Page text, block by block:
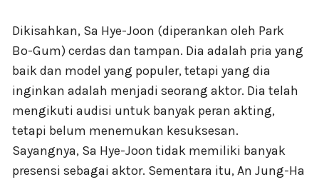
Dikisahkan, Sa Hye-Joon (diperankan oleh Park
Bo-Gum) cerdas dan tampan. Dia adalah pria yang
baik dan model yang populer, tetapi yang dia
inginkan adalah menjadi seorang aktor. Dia telah
mengikuti audisi untuk banyak peran akting,
tetapi belum menemukan kesuksesan.
Sayangnya, Sa Hye-Joon tidak memiliki banyak
presensi sebagai aktor. Sementara itu, An Jung-Ha